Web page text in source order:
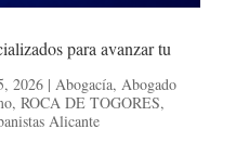
para avanzar tu
2026| Abogacía, Abogado
, ROCA DE TOGORES,
Alicante